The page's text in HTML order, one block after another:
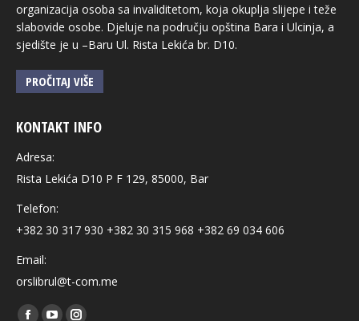
organizacija osoba sa invaliditetom, koja okuplja slijepe i teže
slabovide osobe. Djeluje na području opština Bara i Ulcinja, a
sjedište je u –Baru Ul. Rista Lekića br. D10.
PROČITAJ VIŠE
KONTAKT INFO
Adresa:
Rista Lekića D10 P F 129, 85000, Bar
Telefon:
+382 30 317 930 +382 30 315 968 +382 69 034 606
Email:
orslibrul@t-com.me
Find us on: